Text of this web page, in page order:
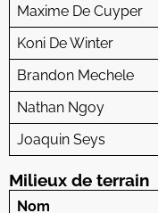
Maxime De Cuyper
Koni De Winter
Brandon Mechele
Nathan Ngoy
Joaquin Seys
Milieux de terrain
Nom